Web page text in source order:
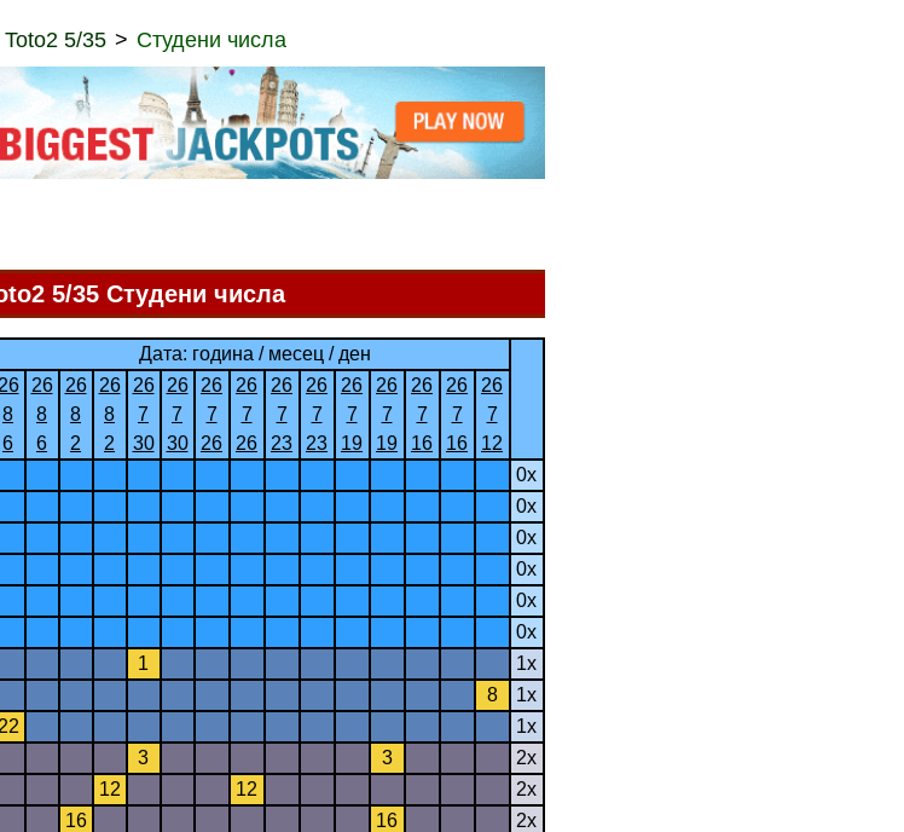
Toto2 5/35 Студени числа
5/35 Студени числа
Дата: година / месец / ден
26
8
6
26
8
6
26
8
2
26
8
2
26
7
30
26
7
30
26
7
26
26
7
26
26
7
23
26
7
23
26
7
19
26
7
19
26
7
16
26
7
16
26
7
12
0x
0x
0x
0x
0x
0x
1
1x
8
1x
22
1x
3 3
2x
12 12
2x
16 16
2x